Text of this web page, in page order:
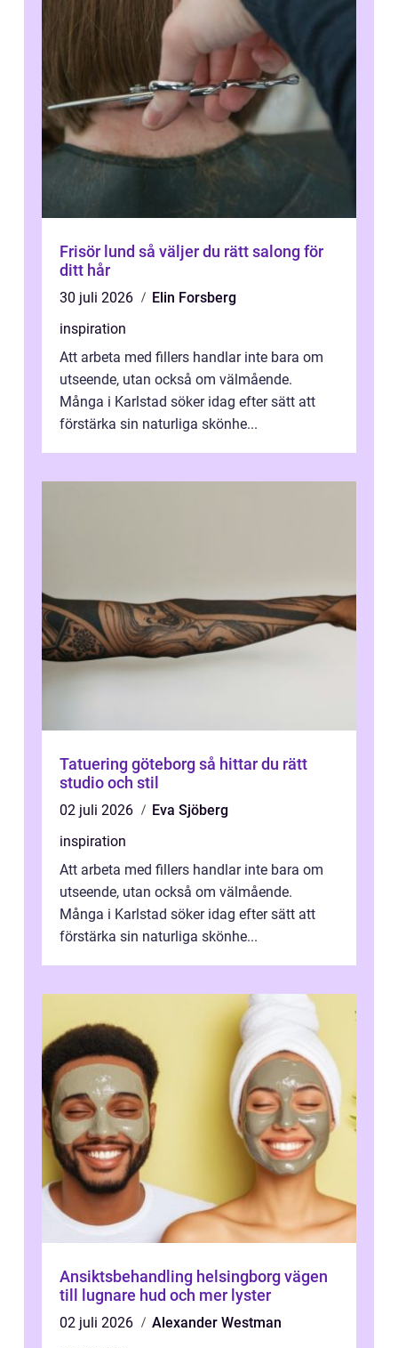
Frisör lund så väljer du rätt salong för
ditt hår
30 juli 2026
Elin Forsberg
inspiration
Att arbeta med fillers handlar inte bara om
utseende, utan också om välmående.
Många i Karlstad söker idag efter sätt att
förstärka sin naturliga skönhe...
Tatuering göteborg så hittar du rätt
studio och stil
02 juli 2026
Eva Sjöberg
inspiration
Att arbeta med fillers handlar inte bara om
utseende, utan också om välmående.
Många i Karlstad söker idag efter sätt att
förstärka sin naturliga skönhe...
Ansiktsbehandling helsingborg vägen
till lugnare hud och mer lyster
02 juli 2026
Alexander Westman